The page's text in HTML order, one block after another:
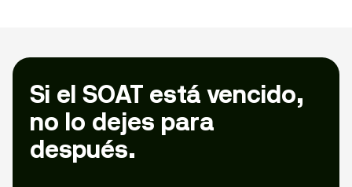
Si el SOAT está vencido,
no lo dejes para
después.